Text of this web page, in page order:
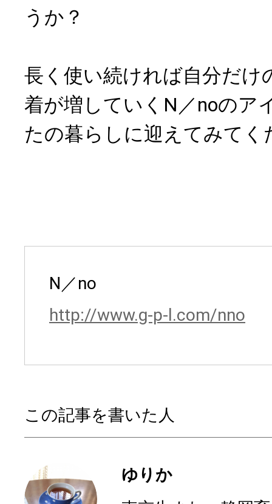
うか？
長く使い続ければ自分だけ
着が増していくN／noのア
たの暮らしに迎えてみてく
N／no
http://www.g-p-l.com/nno
この記事を書いた人
ゆりか